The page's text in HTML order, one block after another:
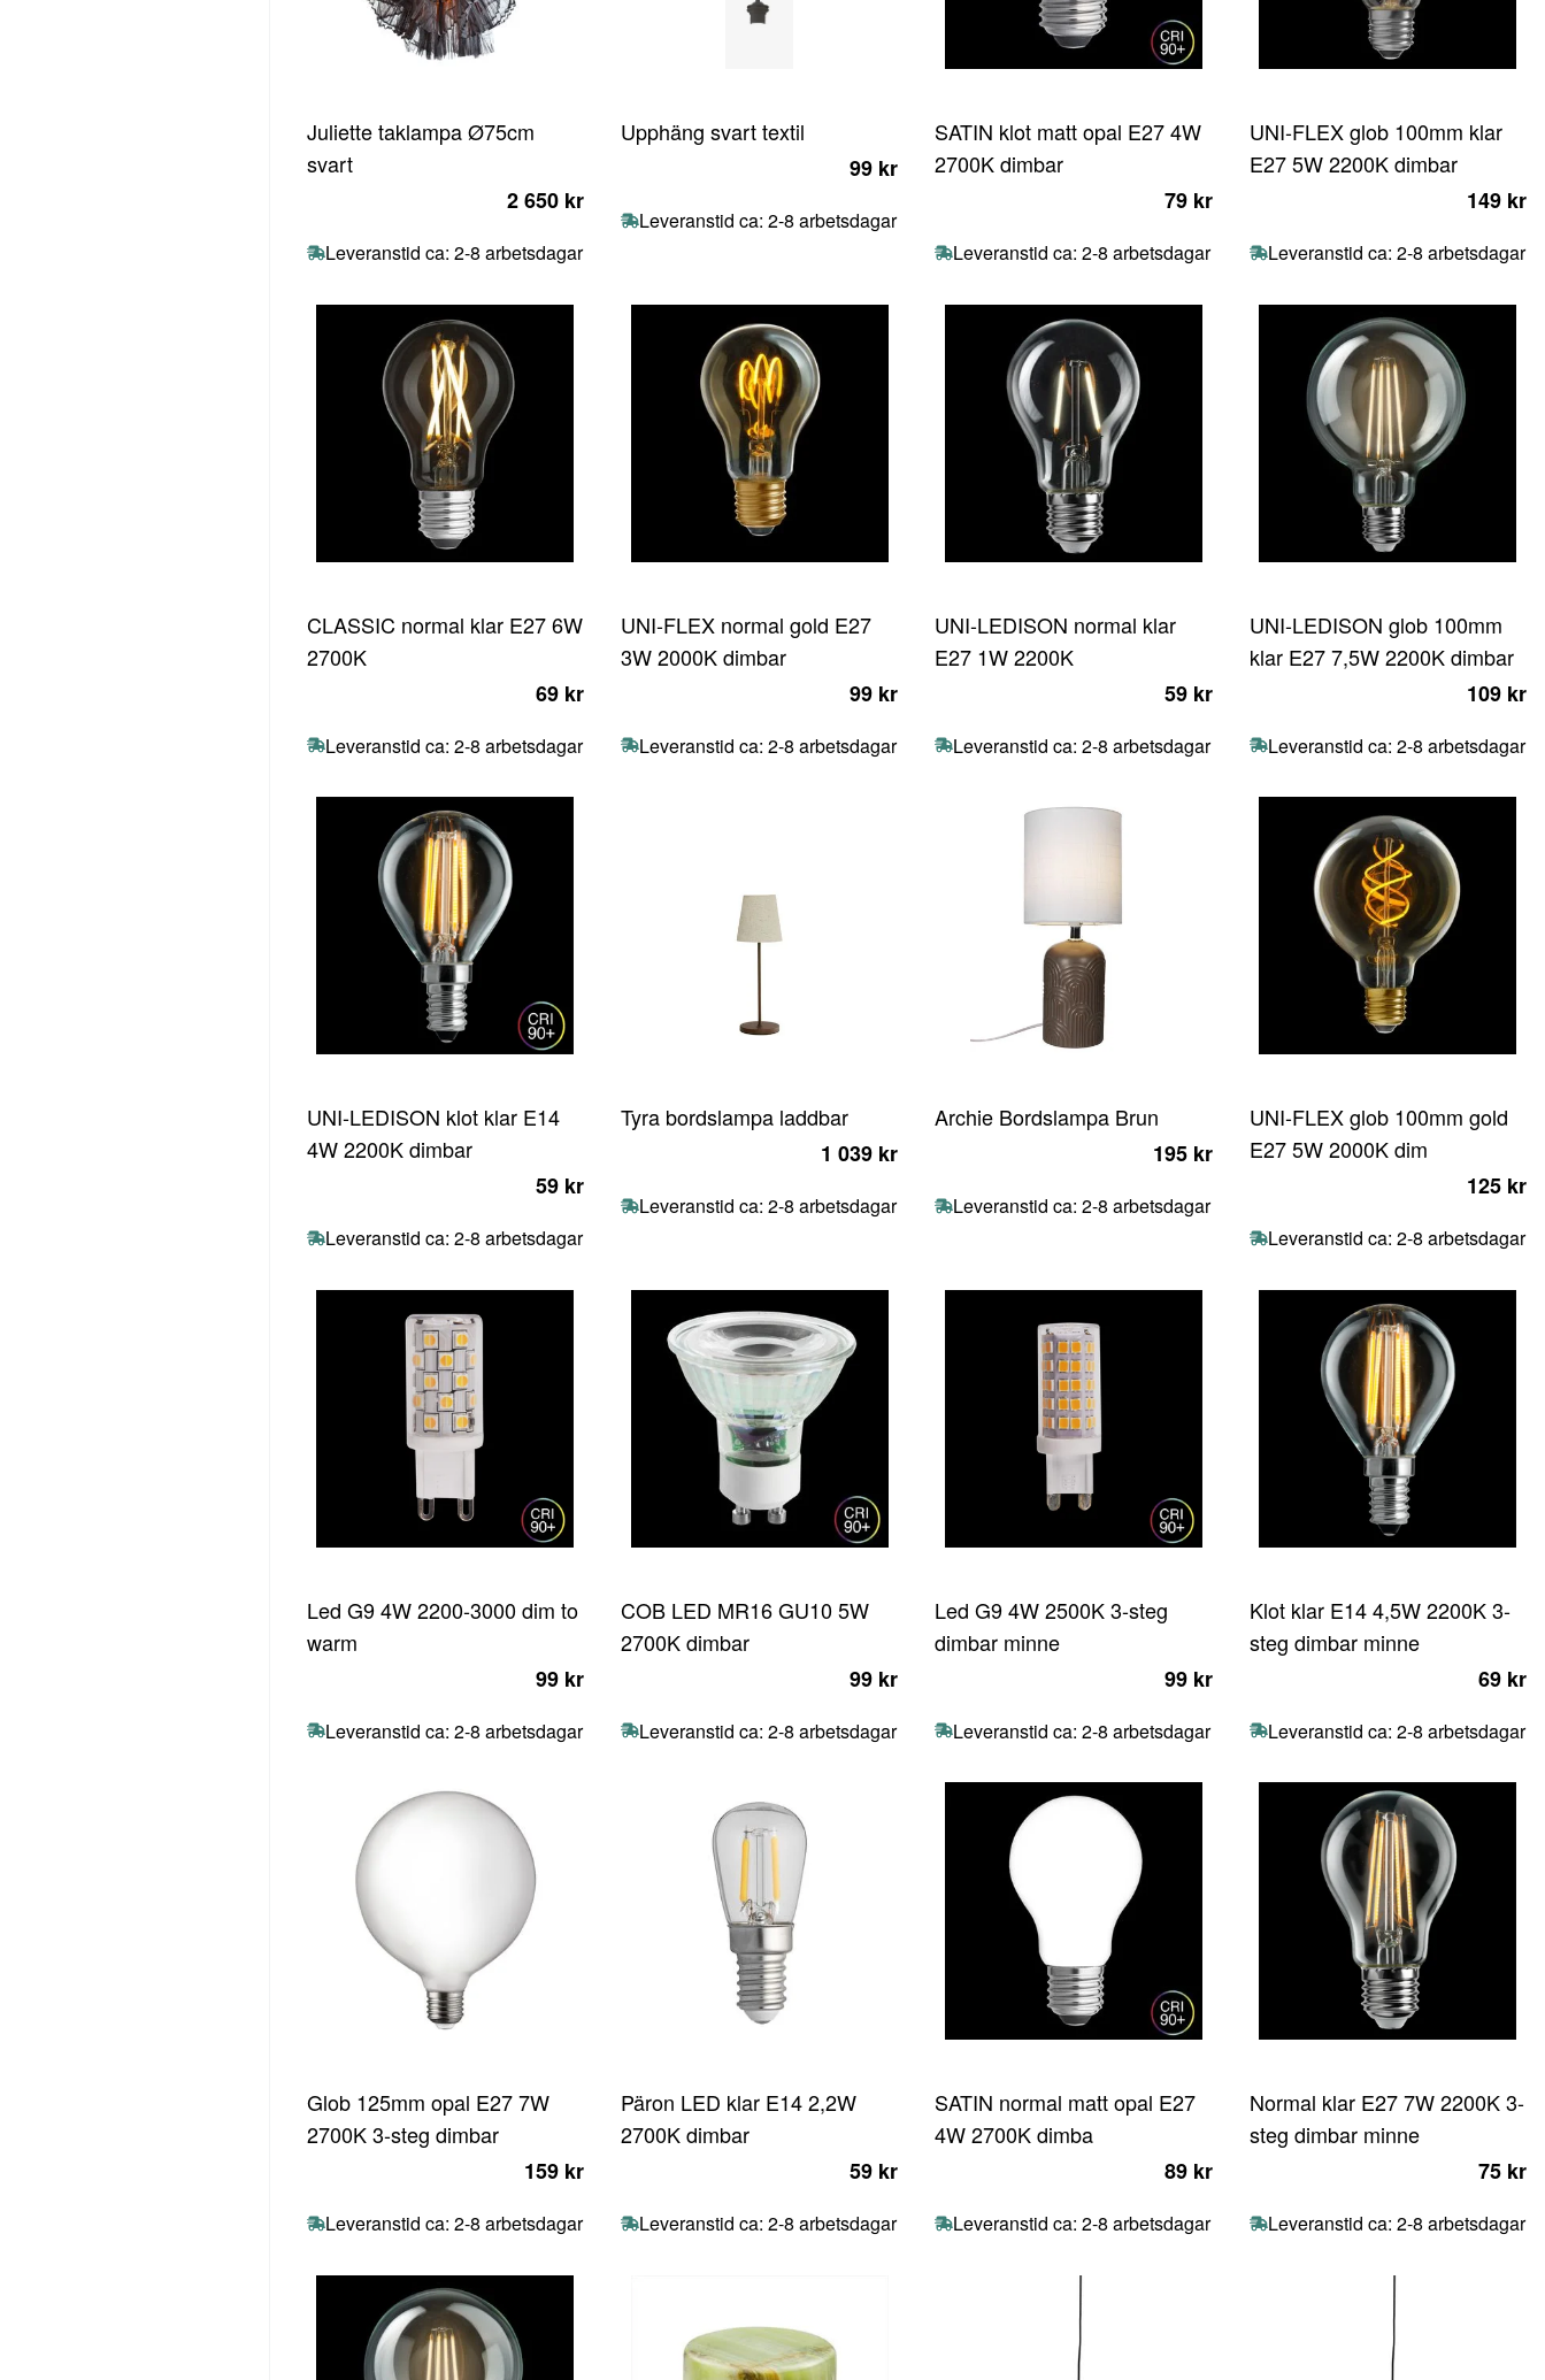
Juliette taklampa Ø75cm
svart
2 650 kr
Leveranstid ca: 2-8 arbetsdagar
Upphäng svart textil
99 kr
Leveranstid ca: 2-8 arbetsdagar
SATIN klot matt opal E27 4W
2700K dimbar
79 kr
Leveranstid ca: 2-8 arbetsdagar
UNI-FLEX glob 100mm klar
E27 5W 2200K dimbar
149 kr
Leveranstid ca: 2-8 arbetsdagar
CLASSIC normal klar E27 6W
2700K
69 kr
Leveranstid ca: 2-8 arbetsdagar
UNI-FLEX normal gold E27
3W 2000K dimbar
99 kr
Leveranstid ca: 2-8 arbetsdagar
UNI-LEDISON normal klar
E27 1W 2200K
59 kr
Leveranstid ca: 2-8 arbetsdagar
UNI-LEDISON glob 100mm
klar E27 7,5W 2200K dimbar
109 kr
Leveranstid ca: 2-8 arbetsdagar
UNI-LEDISON klot klar E14
4W 2200K dimbar
59 kr
Leveranstid ca: 2-8 arbetsdagar
Tyra bordslampa laddbar
1 039 kr
Leveranstid ca: 2-8 arbetsdagar
Archie Bordslampa Brun
195 kr
Leveranstid ca: 2-8 arbetsdagar
UNI-FLEX glob 100mm gold
E27 5W 2000K dim
125 kr
Leveranstid ca: 2-8 arbetsdagar
Led G9 4W 2200-3000 dim to
warm
99 kr
Leveranstid ca: 2-8 arbetsdagar
COB LED MR16 GU10 5W
2700K dimbar
99 kr
Leveranstid ca: 2-8 arbetsdagar
Led G9 4W 2500K 3-steg
dimbar minne
99 kr
Leveranstid ca: 2-8 arbetsdagar
Klot klar E14 4,5W 2200K 3-
steg dimbar minne
69 kr
Leveranstid ca: 2-8 arbetsdagar
Glob 125mm opal E27 7W
2700K 3-steg dimbar
159 kr
Leveranstid ca: 2-8 arbetsdagar
Päron LED klar E14 2,2W
2700K dimbar
59 kr
Leveranstid ca: 2-8 arbetsdagar
SATIN normal matt opal E27
4W 2700K dimba
89 kr
Leveranstid ca: 2-8 arbetsdagar
Normal klar E27 7W 2200K 3-
steg dimbar minne
75 kr
Leveranstid ca: 2-8 arbetsdagar